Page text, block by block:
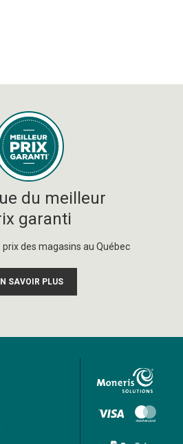
du meilleur
garanti
prix des magasins au Québec
SAVOIR PLUS